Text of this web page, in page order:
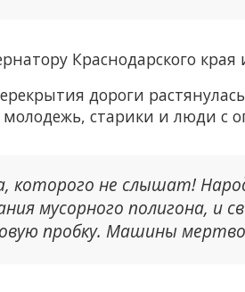
Краснодарского
дороги
старики и люди с
которого не слышат!
мусорного полигона, и
пробку. Машины